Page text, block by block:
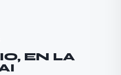
EN LA